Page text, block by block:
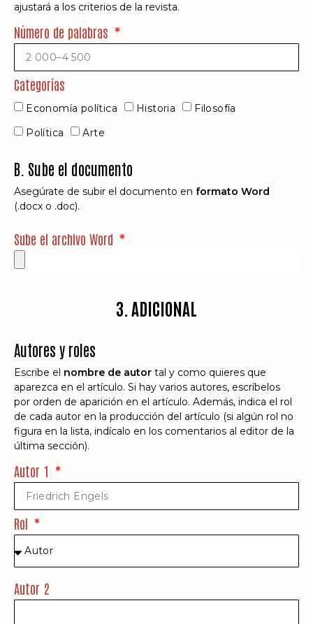
ajustará a los criterios de la revista.
Número de palabras
Categorías
Economía política Historia
Filosofía
Política
Arte
B. Sube el documento
Asegúrate de subir el documento en formato Word
(.docx o .doc).
Sube el archivo Word
3. ADICIONAL
Autores y roles
Escribe el nombre de autor tal y como quieres que
aparezca en el artículo. Si hay varios autores, escríbelos
por orden de aparición en el artículo. Además, indica el rol
de cada autor en la producción del artículo (si algún rol no
figura en la lista, indícalo en los comentarios al editor de la
última sección).
Autor 1
Rol
Autor 2